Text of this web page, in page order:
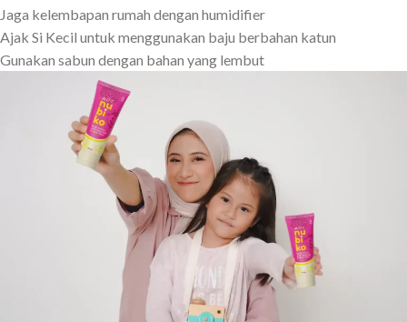
Jaga kelembapan rumah dengan humidifier
Ajak Si Kecil untuk menggunakan baju berbahan katun
Gunakan sabun dengan bahan yang lembut